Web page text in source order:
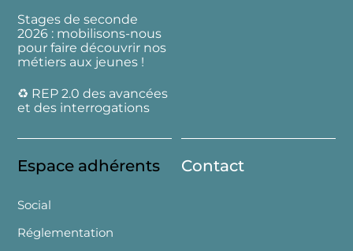
Stages de seconde
2026 : mobilisons-nous
pour faire découvrir nos
métiers aux jeunes !
♻️ REP 2.0 des avancées
et des interrogations
Espace adhérents
Social
Réglementation
Contact